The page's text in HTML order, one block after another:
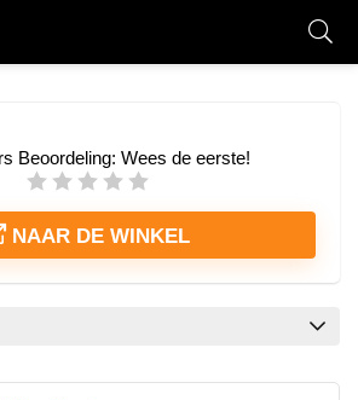
Beoordeling: Wees de eerste!
NAAR DE WINKEL